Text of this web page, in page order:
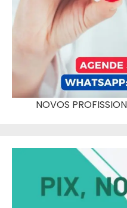
NOVOS